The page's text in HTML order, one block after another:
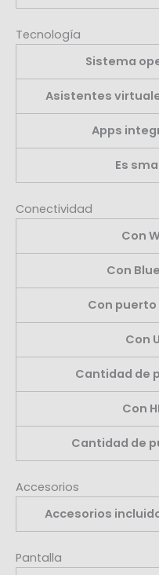
Tecnología
Sistema
Asistentes
Apps
Es
Conectividad
Con
Con
Con
Con
Cantidad de
Con
Cantidad de
Accesorios
Accesorios
Pantalla